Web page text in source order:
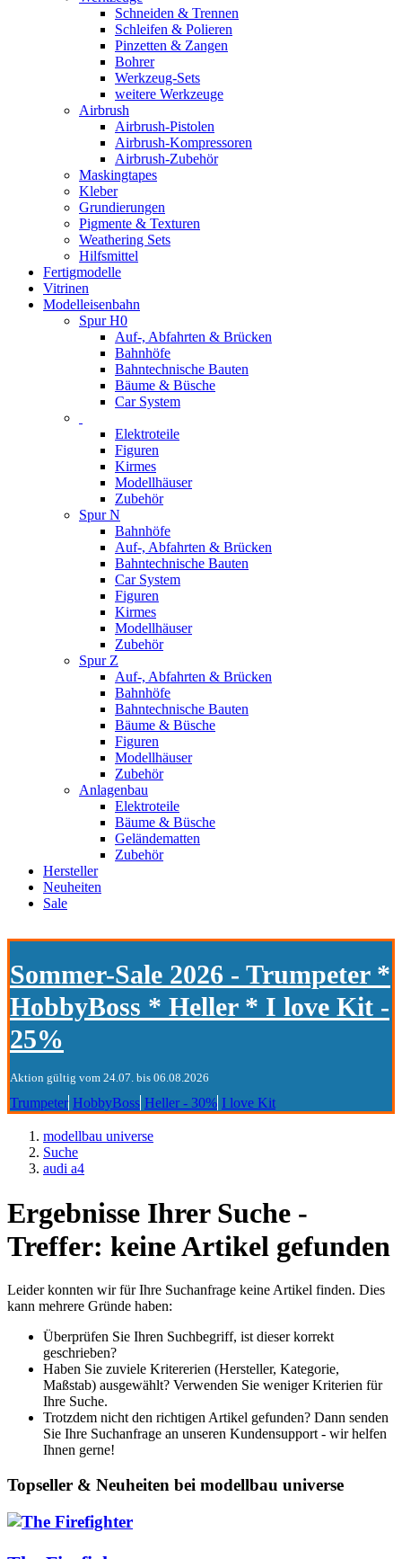
Schneiden & Trennen
Schleifen & Polieren
Pinzetten & Zangen
Bohrer
Werkzeug-Sets
weitere Werkzeuge
Airbrush
Airbrush-Pistolen
Airbrush-Kompressoren
Airbrush-Zubehör
Maskingtapes
Kleber
Grundierungen
Pigmente & Texturen
Weathering Sets
Hilfsmittel
Fertigmodelle
Vitrinen
Modelleisenbahn
Spur H0
Auf-, Abfahrten & Brücken
Bahnhöfe
Bahntechnische Bauten
Bäume & Büsche
Car System
Elektroteile
Figuren
Kirmes
Modellhäuser
Zubehör
Spur N
Bahnhöfe
Auf-, Abfahrten & Brücken
Bahntechnische Bauten
Car System
Figuren
Kirmes
Modellhäuser
Zubehör
Spur Z
Auf-, Abfahrten & Brücken
Bahnhöfe
Bahntechnische Bauten
Bäume & Büsche
Figuren
Modellhäuser
Zubehör
Anlagenbau
Elektroteile
Bäume & Büsche
Geländematten
Zubehör
Hersteller
Neuheiten
Sale
Sommer-Sale 2026 - Trumpeter *
HobbyBoss * Heller * I love Kit -
25%
Aktion gültig vom 24.07. bis 06.08.2026
Trumpeter HobbyBoss Heller - 30% I love Kit
modellbau universe
Suche
audi a4
Ergebnisse Ihrer Suche -
Treffer: keine Artikel gefunden
Leider konnten wir für Ihre Suchanfrage keine Artikel finden. Dies
kann mehrere Gründe haben:
Überprüfen Sie Ihren Suchbegriff, ist dieser korrekt
geschrieben?
Haben Sie zuviele Kritererien (Hersteller, Kategorie,
Maßstab) ausgewählt? Verwenden Sie weniger Kriterien für
Ihre Suche.
Trotzdem nicht den richtigen Artikel gefunden? Dann senden
Sie Ihre Suchanfrage an unseren Kundensupport - wir helfen
Ihnen gerne!
Topseller & Neuheiten bei modellbau universe